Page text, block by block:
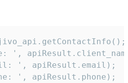
',
', apiResult.email);
', apiResult.phone);